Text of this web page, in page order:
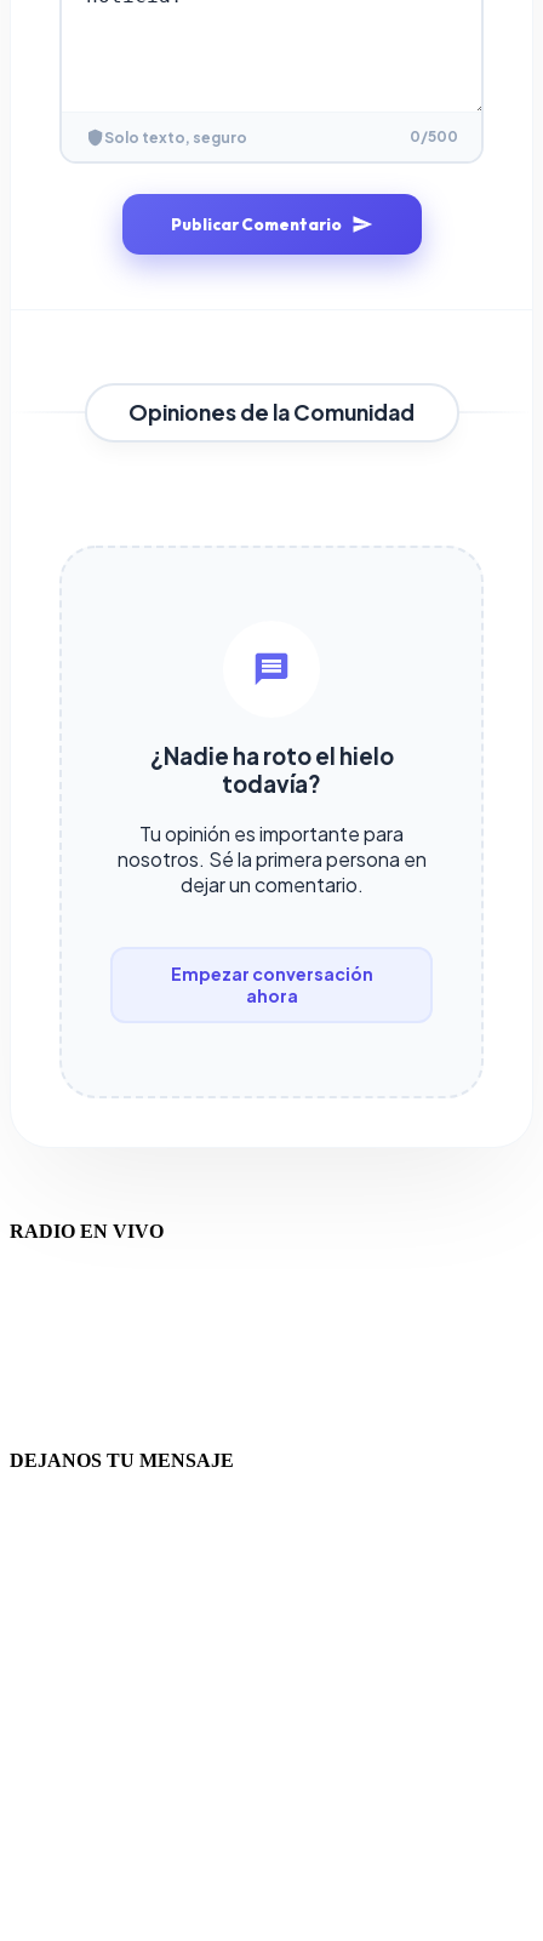
Solo texto, seguro 0/500
Publicar Comentario
Opiniones de la Comunidad
¿Nadie ha roto el hielo
todavía?
Tu opinión es importante para
nosotros. Sé la primera persona en
dejar un comentario.
Empezar conversación
ahora
RADIO EN VIVO
DEJANOS TU MENSAJE